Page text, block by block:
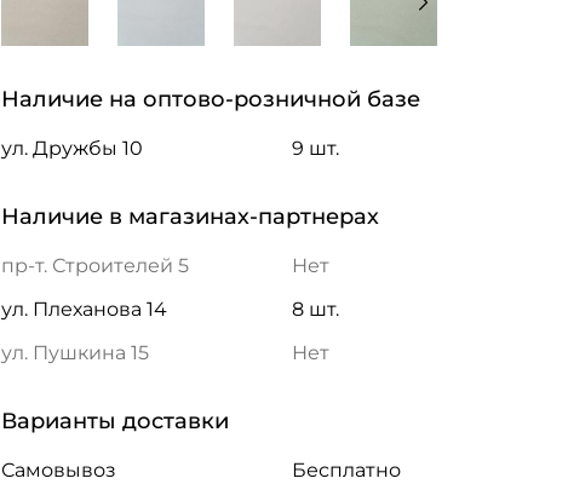
Наличие на оптово-розничной базе
ул. Дружбы 10 9 шт.
Наличие в магазинах-партнерах
пр-т. Строителей 5
Нет
ул. Плеханова 14
8 шт.
ул. Пушкина 15
Нет
Варианты доставки
Самовывоз Бесплатно